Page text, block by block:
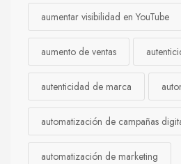
aumentar visibilidad en YouTube
aumento de ventas
autenticidad de marca
automatización de campañas
automatización de marketing